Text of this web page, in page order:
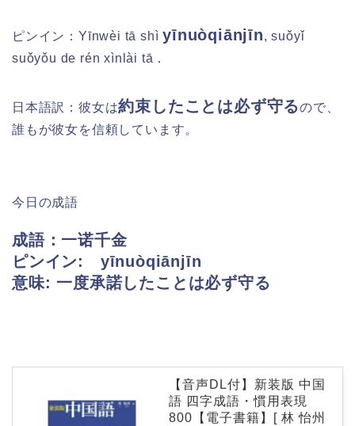
ピンイン： Yīnwèi tā shìyīnuòqiānjīn, suǒyǐ
suǒyǒu de rén xìnlài tā．
日本語訳： 彼女は約束したことは必ず守るので、
誰もが彼女を信頼しています。
今日の成語
成語：一诺千金
ピンイン: yīnuòqiānjīn
意味: 一度承諾したことは必ず守る
【音声DL付】新装版 中国
語 四字成語・慣用表現
800【電子書籍】[ 林 怡州